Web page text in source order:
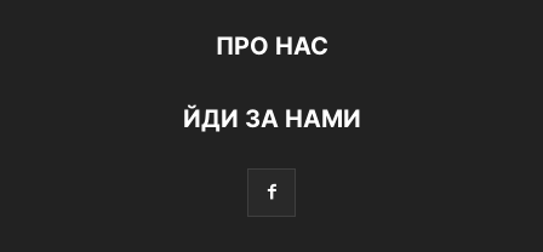
ПРО НАС
ЙДИ ЗА НАМИ